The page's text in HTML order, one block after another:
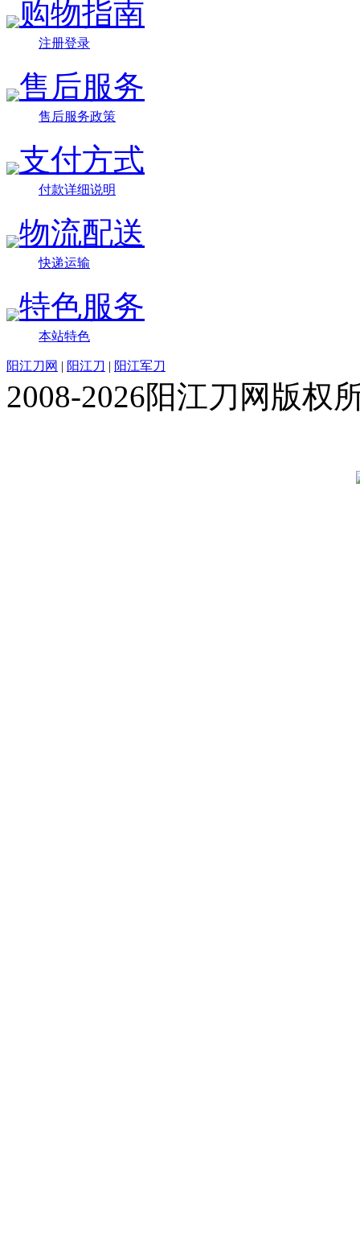
购物指南
注册登录
售后服务
售后服务政策
支付方式
付款详细说明
物流配送
快递运输
特色服务
本站特色
阳江刀网 | 阳江刀 | 阳江军刀
2008-2026阳江刀网版权